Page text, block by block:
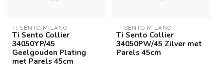
TI SENTO MILANO
Ti Sento Collier
34050YP/45
Geelgouden Plating
met Parels 45cm
TI SENTO MILANO
Ti Sento Collier
34050PW/45 Zilver met
Parels 45cm